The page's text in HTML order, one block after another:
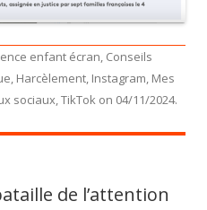
enfant écran, Conseils
, Harcèlement, Instagram, Mes
sociaux,TikTok on 04/11/2024.
de l’attention